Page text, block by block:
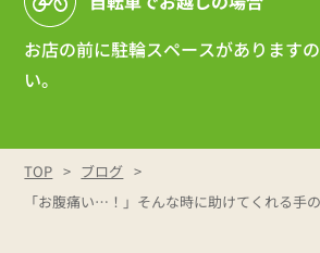
お店の前に駐輪スペースがあります
い。
TOP
ブログ
「お腹痛い…！」そんな時に助けてくれる手